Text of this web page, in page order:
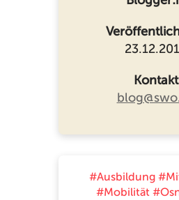
Kontakt
#Ausbildung
#Mobilität